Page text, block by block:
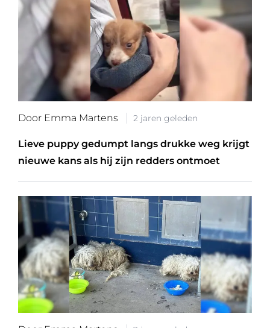
Door Emma Martens 2 jaren geleden
Lieve puppy gedumpt langs drukke weg krijgt
nieuwe kans als hij zijn redders ontmoet